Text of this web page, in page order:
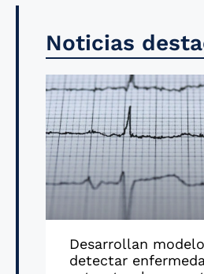
Noticias
Desarrollan
detectar